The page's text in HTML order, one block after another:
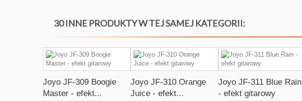
30 INNE PRODUKTY W TEJ SAMEJ KATEGORII:
Joyo JF-309 Boogie
Master - efekt...
Joyo JF-310 Orange
Juice - efekt...
Joyo JF-311 Blue Rain
- efekt gitarowy